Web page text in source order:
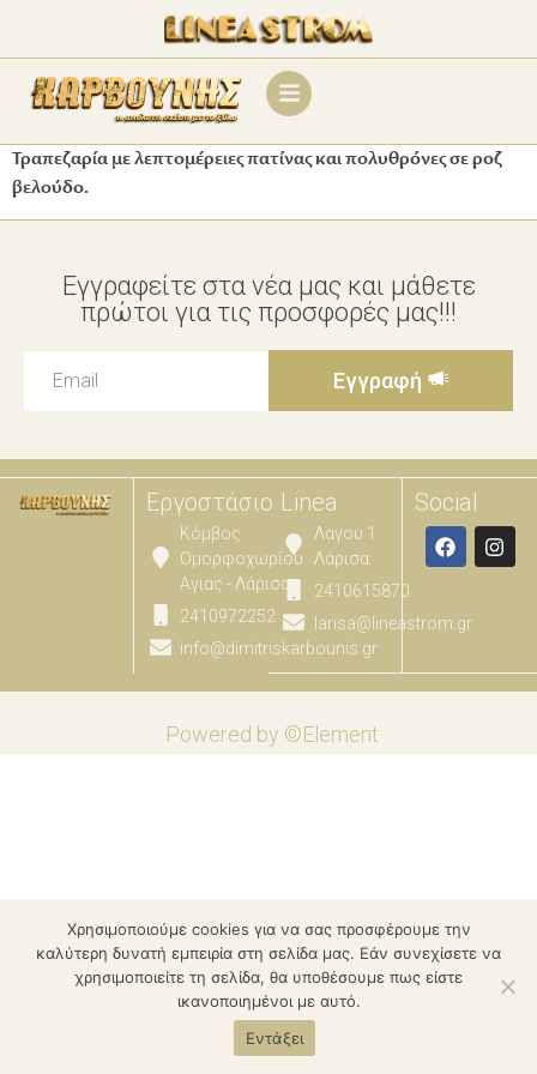
Τραπεζαρία με λεπτομέρειες πατίνας και πολυθρόνες σε ροζ
βελούδο.
Εγγραφείτε στα νέα μας και μάθετε
πρώτοι για τις προσφορές μας!!!
Εγγραφή
Εργοστάσιο
Κόμβος
Ομορφοχωρίου
Αγιας - Λάρισας
2410972252
info@dimitriskarbounis.gr
Linea
Λαγου 1
Λάρισα
2410615870
larisa@lineastrom.gr
Social
Powered by ©Element
Χρησιμοποιούμε cookies για να σας προσφέρουμε την
καλύτερη δυνατή εμπειρία στη σελίδα μας. Εάν συνεχίσετε να
χρησιμοποιείτε τη σελίδα, θα υποθέσουμε πως είστε
ικανοποιημένοι με αυτό.
Εντάξει